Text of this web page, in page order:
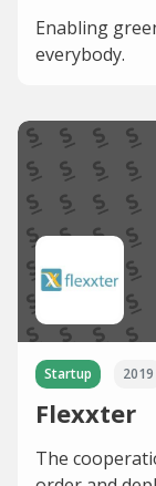
Enabling
everybody.
Startup 2019
Flexxter
The